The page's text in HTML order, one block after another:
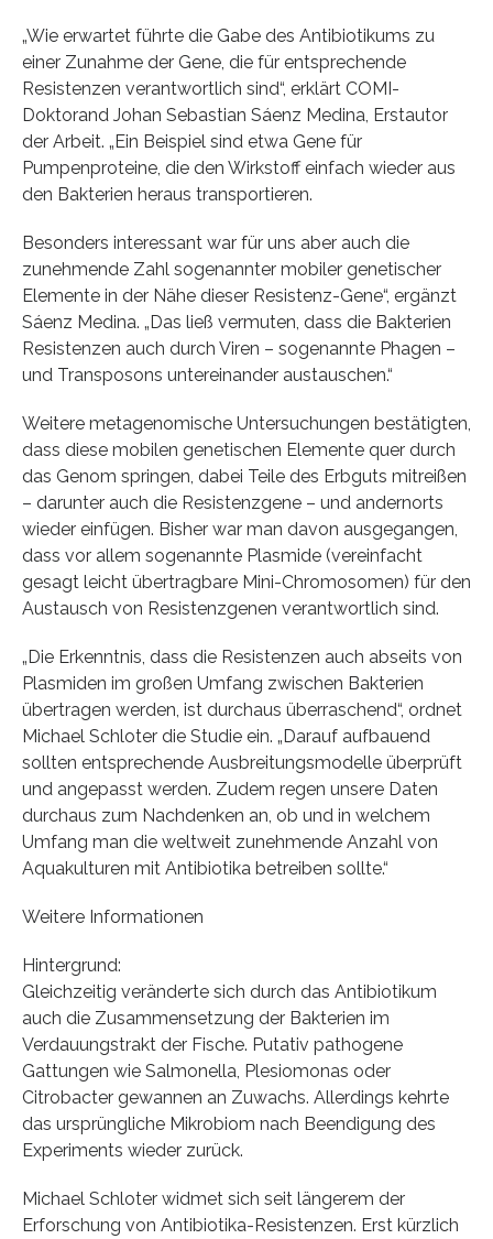
„Wie erwartet führte die Gabe des Antibiotikums zu
einer Zunahme der Gene, die für entsprechende
Resistenzen verantwortlich sind“, erklärt COMI-
Doktorand Johan Sebastian Sáenz Medina, Erstautor
der Arbeit. „Ein Beispiel sind etwa Gene für
Pumpenproteine, die den Wirkstoff einfach wieder aus
den Bakterien heraus transportieren.
Besonders interessant war für uns aber auch die
zunehmende Zahl sogenannter mobiler genetischer
Elemente in der Nähe dieser Resistenz-Gene“, ergänzt
Sáenz Medina. „Das ließ vermuten, dass die Bakterien
Resistenzen auch durch Viren – sogenannte Phagen –
und Transposons untereinander austauschen.“
Weitere metagenomische Untersuchungen bestätigten,
dass diese mobilen genetischen Elemente quer durch
das Genom springen, dabei Teile des Erbguts mitreißen
– darunter auch die Resistenzgene – und andernorts
wieder einfügen. Bisher war man davon ausgegangen,
dass vor allem sogenannte Plasmide (vereinfacht
gesagt leicht übertragbare Mini-Chromosomen) für den
Austausch von Resistenzgenen verantwortlich sind.
„Die Erkenntnis, dass die Resistenzen auch abseits von
Plasmiden im großen Umfang zwischen Bakterien
übertragen werden, ist durchaus überraschend“, ordnet
Michael Schloter die Studie ein. „Darauf aufbauend
sollten entsprechende Ausbreitungsmodelle überprüft
und angepasst werden. Zudem regen unsere Daten
durchaus zum Nachdenken an, ob und in welchem
Umfang man die weltweit zunehmende Anzahl von
Aquakulturen mit Antibiotika betreiben sollte.“
Weitere Informationen
Hintergrund:
Gleichzeitig veränderte sich durch das Antibiotikum
auch die Zusammensetzung der Bakterien im
Verdauungstrakt der Fische. Putativ pathogene
Gattungen wie Salmonella, Plesiomonas oder
Citrobacter gewannen an Zuwachs. Allerdings kehrte
das ursprüngliche Mikrobiom nach Beendigung des
Experiments wieder zurück.
Michael Schloter widmet sich seit längerem der
Erforschung von Antibiotika-Resistenzen. Erst kürzlich